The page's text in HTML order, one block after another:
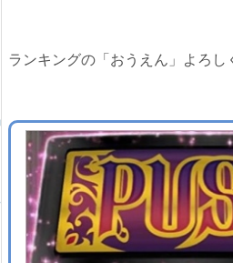
ランキングの「おうえん」よろし